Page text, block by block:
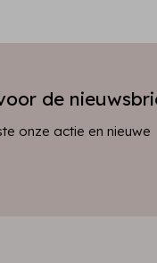
de
onze actie en